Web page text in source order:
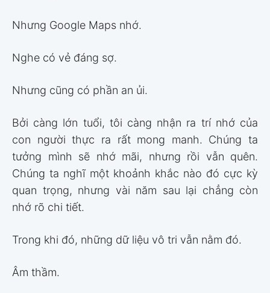
Nhưng Google Maps nhớ.
Nghe có vẻ đáng sợ.
Nhưng cũng có phần an ủi.
Bởi càng lớn tuổi, tôi càng nhận ra trí nhớ của
con người thực ra rất mong manh. Chúng ta
tưởng mình sẽ nhớ mãi, nhưng rồi vẫn quên.
Chúng ta nghĩ một khoảnh khắc nào đó cực kỳ
quan trọng, nhưng vài năm sau lại chẳng còn
nhớ rõ chi tiết.
Trong khi đó, những dữ liệu vô tri vẫn nằm đó.
Âm thầm.